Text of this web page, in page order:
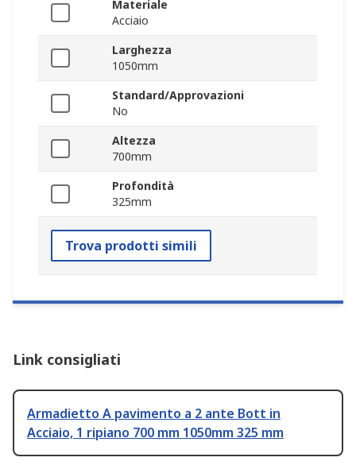
Materiale
Acciaio
Larghezza
1050mm
Standard/Approvazioni
No
Altezza
700mm
Profondità
325mm
Trova prodotti simili
Link consigliati
Armadietto A pavimento a 2 ante Bott in
Acciaio, 1 ripiano 700 mm 1050mm 325 mm